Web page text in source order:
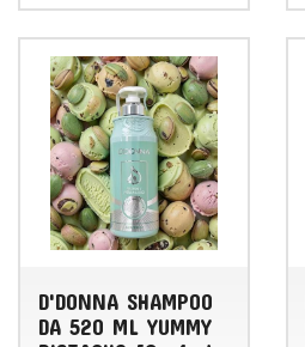
D'DONNA SHAMPOO
DA 520 ML YUMMY